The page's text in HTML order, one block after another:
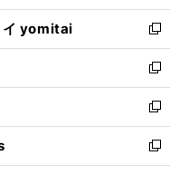
ウ
で
開
く
ン
ド
ウ
で
開
く
ウ
ィ
ン
ド
ウ
で
開
く
し
い
ウ
ィ
ン
ド
ウ
で
開
イ yomitai
新
し
い
ウ
ィ
ン
ド
ウ
新
し
い
ウ
ィ
ン
新
し
い
ウ
新
し